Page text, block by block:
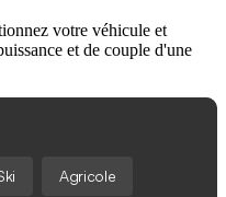
votre véhicule et
et de couple d'une